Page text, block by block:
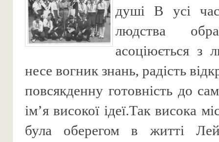
душі В усі
людства
асоціюється
несе вогник знань, радість
повсякденну готовність до
ім’я високої ідеї.Так висока
була оберегом в житті